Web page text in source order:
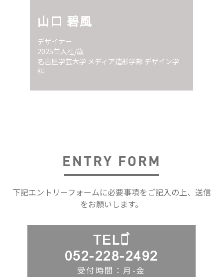
山口 碧風
デザイナー
2025年入社/歳
名古屋学芸大学 メディア造形学部 デザイン学
科
ENTRY FORM
下記エントリーフォームに必要事項をご記入の上、送信
をお願いします。
TEL
052-228-2492
受付時間：月-金